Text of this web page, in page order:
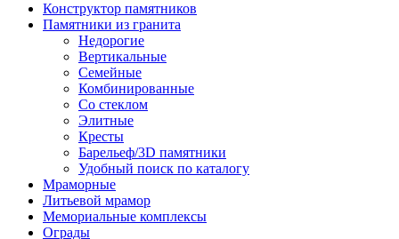
Конструктор памятников
Памятники из гранита
Недорогие
Вертикальные
Семейные
Комбинированные
Со стеклом
Элитные
Кресты
Барельеф/3D памятники
Удобный поиск по каталогу
Мраморные
Литьевой мрамор
Мемориальные комплексы
Ограды